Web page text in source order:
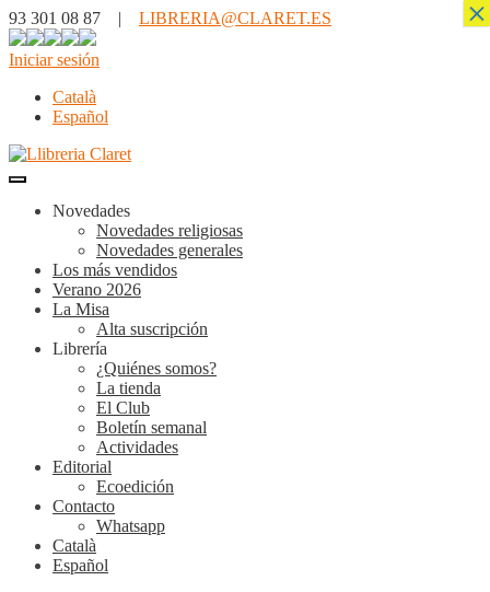
93 301 08 87 | LIBRERIA@CLARET.ES
Iniciar sesión
Català
Español
Novedades
Novedades religiosas
Novedades generales
Los más vendidos
Verano 2026
La Misa
Alta suscripción
Librería
¿Quiénes somos?
La tienda
El Club
Boletín semanal
Actividades
Editorial
Ecoedición
Contacto
Whatsapp
Català
Español
×